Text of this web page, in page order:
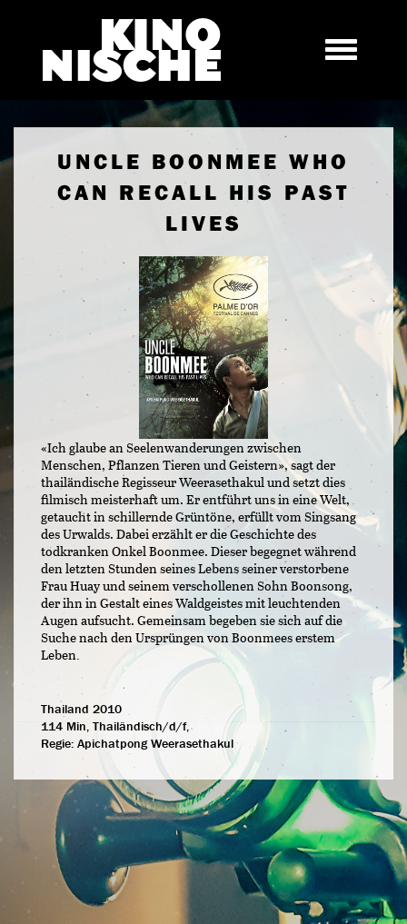
UNCLE BOONMEE WHO
CAN RECALL HIS PAST
LIVES
«Ich glaube an Seelenwanderungen zwischen
Menschen, Pflanzen Tieren und Geistern», sagt der
thailändische Regisseur Weerasethakul und setzt dies
filmisch meisterhaft um. Er entführt uns in eine Welt,
getaucht in schillernde Grüntöne, erfüllt vom Singsang
des Urwalds. Dabei erzählt er die Geschichte des
todkranken Onkel Boonmee. Dieser begegnet während
den letzten Stunden seines Lebens seiner verstorbene
Frau Huay und seinem verschollenen Sohn Boonsong,
der ihn in Gestalt eines Waldgeistes mit leuchtenden
Augen aufsucht. Gemeinsam begeben sie sich auf die
Suche nach den Ursprüngen von Boonmees erstem
Leben.
Thailand 2010
114 Min, Thailändisch/d/f,
Regie: Apichatpong Weerasethakul